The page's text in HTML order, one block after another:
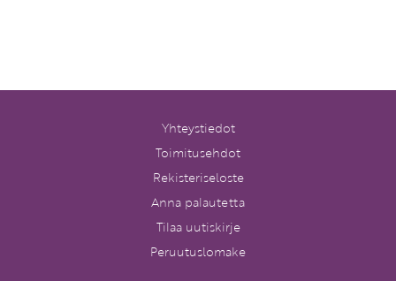
Yhteystiedot
Toimitusehdot
Rekisteriseloste
Anna palautetta
Tilaa uutiskirje
Peruutuslomake